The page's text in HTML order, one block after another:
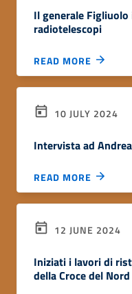
Il generale
radiotelescopi
READ MORE
10 JULY 2024
Intervista ad
READ MORE
12 JUNE 2024
Iniziati i lavori di
della Croce del Nord